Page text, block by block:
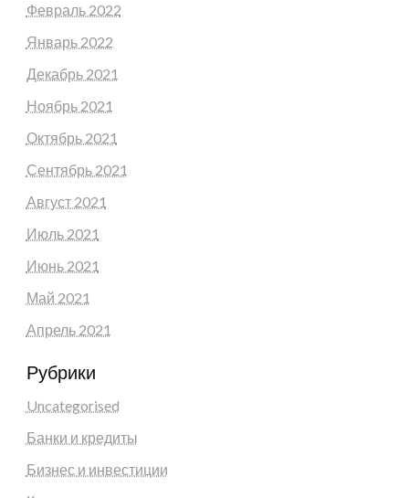
Февраль 2022
Январь 2022
Декабрь 2021
Ноябрь 2021
Октябрь 2021
Сентябрь 2021
Август 2021
Июль 2021
Июнь 2021
Май 2021
Апрель 2021
Рубрики
Uncategorised
Банки и кредиты
Бизнес и инвестиции